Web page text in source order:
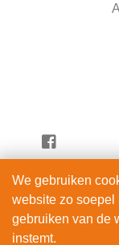
We gebruiken
website zo soepel
gebruiken van de
instemt.